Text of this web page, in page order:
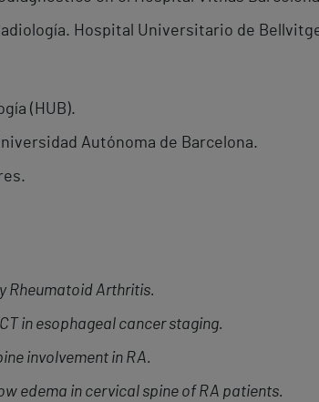
Hospital Universitario de
(HUB).
Autónoma de Barcelona.
Rheumatoid Arthritis.
in esophageal cancer staging.
involvement in RA.
edema in cervical spine of RA patients.